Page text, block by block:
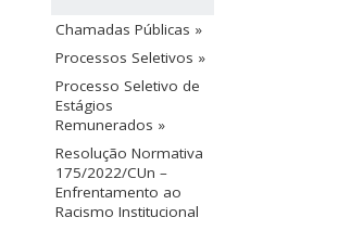
Chamadas Públicas »
Processos Seletivos »
Processo Seletivo de
Estágios
Remunerados »
Resolução Normativa
175/2022/CUn –
Enfrentamento ao
Racismo Institucional